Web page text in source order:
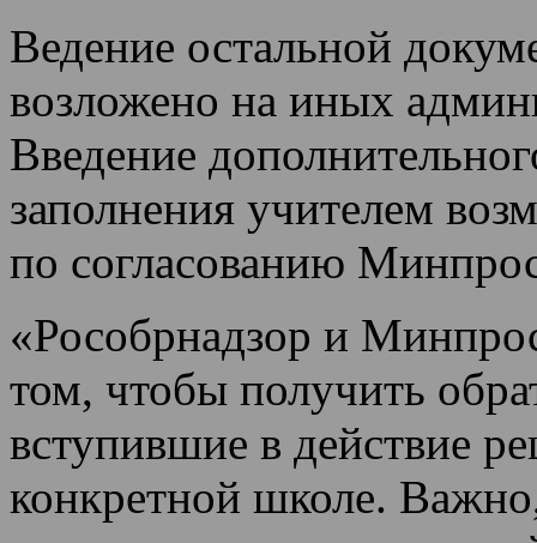
Ведение остальной
возложено на иных
Введение
заполнения учителем
по согласованию
«Рособрнадзор и
том, чтобы получить
вступившие в действие
конкретной школе.